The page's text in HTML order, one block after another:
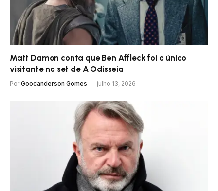
Matt Damon conta que Ben Affleck foi o único
visitante no set de A Odisseia
Por Goodanderson Gomes julho 13, 2026